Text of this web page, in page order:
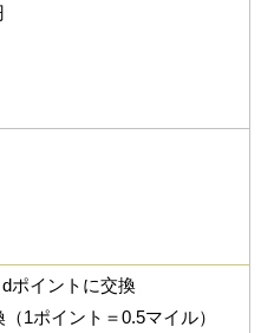
ポイントに交換
1ポイント＝0.5マイル）